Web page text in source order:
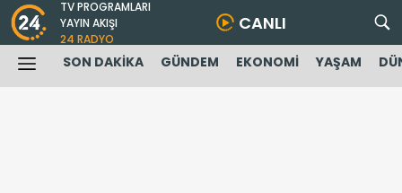
TV PROGRAMLARI
YAYIN AKIŞI
24 RADYO
CANLI
SON DAKİKA GÜNDEM EKONOMİ YAŞAM